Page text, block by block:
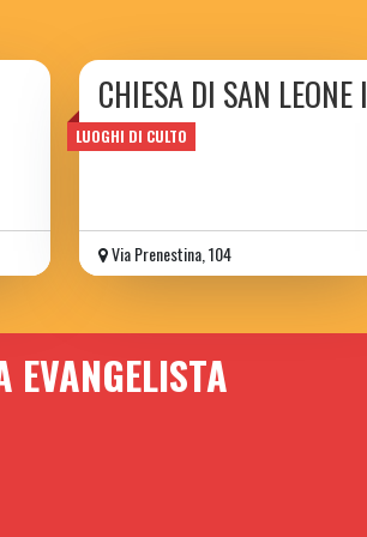
LUOGHI DI CULTO
CHIESA DI SAN LEONE I
parrocchia
Via Prenestina, 104